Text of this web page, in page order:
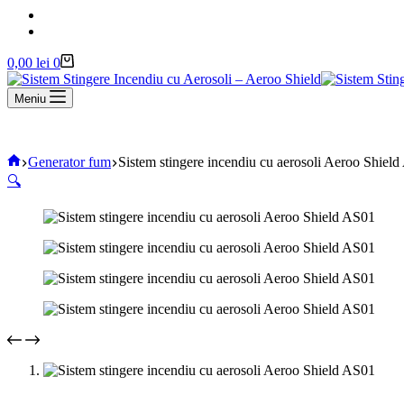
cumpărături
Coș
de
cumpărături
0,00 lei 0
Meniu
Acasă
Generator fum Sistem stingere incendiu cu aerosoli Aeroo Shield
🔍